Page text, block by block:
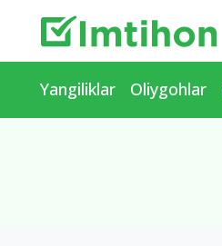
Yangiliklar Oliygohlar